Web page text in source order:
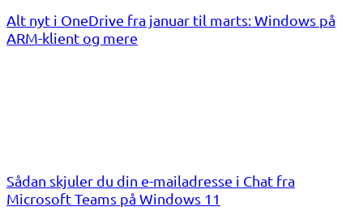
Alt nyt i OneDrive fra januar til marts: Windows på
ARM-klient og mere
Sådan skjuler du din e-mailadresse i Chat fra
Microsoft Teams på Windows 11